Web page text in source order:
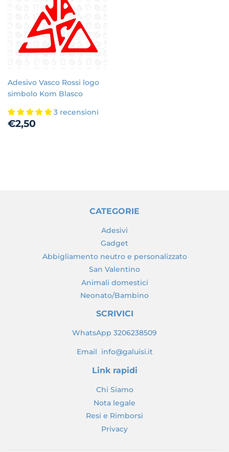
Adesivo Vasco Rossi logo
simbolo Kom Blasco
3 recensioni
Prezzo
€2,50
CATEGORIE
Adesivi
Gadget
Abbigliamento neutro e personalizzato
San Valentino
Animali domestici
Neonato/Bambino
SCRIVICI
WhatsApp 3206238509
Email info@galuisi.it
Link rapidi
Chi Siamo
Nota legale
Resi e Rimborsi
Privacy